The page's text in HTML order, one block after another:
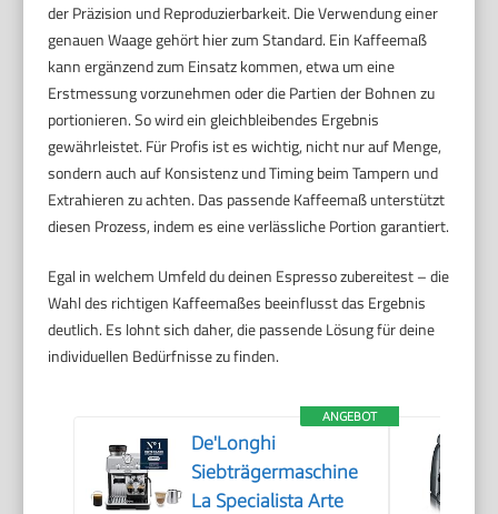
der Präzision und Reproduzierbarkeit. Die Verwendung einer
genauen Waage gehört hier zum Standard. Ein Kaffeemaß
kann ergänzend zum Einsatz kommen, etwa um eine
Erstmessung vorzunehmen oder die Partien der Bohnen zu
portionieren. So wird ein gleichbleibendes Ergebnis
gewährleistet. Für Profis ist es wichtig, nicht nur auf Menge,
sondern auch auf Konsistenz und Timing beim Tampern und
Extrahieren zu achten. Das passende Kaffeemaß unterstützt
diesen Prozess, indem es eine verlässliche Portion garantiert.
Egal in welchem Umfeld du deinen Espresso zubereitest – die
Wahl des richtigen Kaffeemaßes beeinflusst das Ergebnis
deutlich. Es lohnt sich daher, die passende Lösung für deine
individuellen Bedürfnisse zu finden.
ANGEBOT
De'Longhi
Siebträgermaschine
La Specialista Arte